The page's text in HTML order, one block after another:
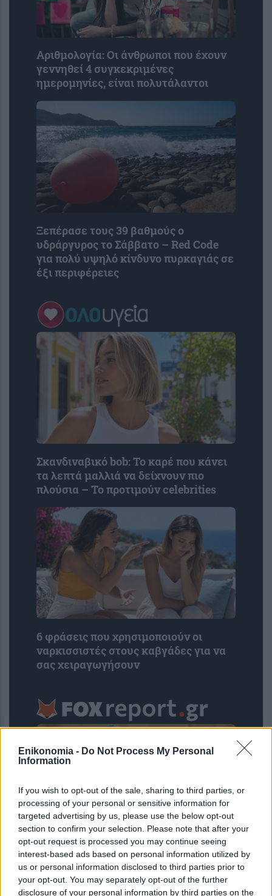
Enikonomia - Do Not Process My Personal
Information
If you wish to opt-out of the sale, sharing to third parties, or
processing of your personal or sensitive information for
targeted advertising by us, please use the below opt-out
section to confirm your selection. Please note that after your
opt-out request is processed you may continue seeing
interest-based ads based on personal information utilized by
us or personal information disclosed to third parties prior to
your opt-out. You may separately opt-out of the further
disclosure of your personal information by third parties on the
Αριθμολογία: Οι άνθρωποι που έχουν
γεννηθεί 4 συγκεκριμένες
ημερομηνίες, είναι πολυτάλαντοι
Ξεπέρασε τους 39 βαθμούς ο
υδράργυρος το Σάββατο – Red Code
για πολύ υψηλό κίνδυνο πυρκαγιάς σε
έξι περιφέρειες
Σκανδιναβικό bob: Το καρέ που κάνει
τα λεπτά μαλλιά να δείχνουν πιο
πλούσια – Το προτιμούν celebrities
6 φράσεις που χρησιμοποιούν οι
ναρκισσιστές στους καβγάδες για να
σας χειραγωγήσουν
Κουίζ: Πόσο καλός είσαι στην
ελληνική μυθολογία; Δοκίμασε τις
γνώσεις σου και κάνε το 3 στα 3